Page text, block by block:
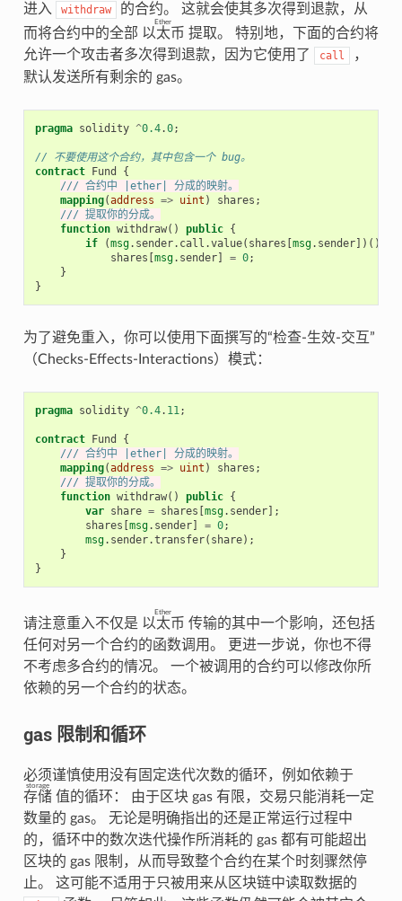
进入
withdraw
的合约。 这就会使其多次得到退款，从
而将合约中的全部 以太币
Ether
提取。 特别地，下面的合约将
允许一个攻击者多次得到退款，因为它使用了
call
，
默认发送所有剩余的 gas。
pragma solidity ^0.4.0;
// 不要使用这个合约，其中包含一个 bug。
contract
Fund
{
/// 合约中 |ether| 分成的映射。
mapping(address => uint ) shares ;
/// 提取你的分成。
function withdraw() public {
if
(msg. sender. call .value( shares msg. sender])())
shares msg. sender] = 0;
}
}
为了避免重入，你可以使用下面撰写的“检查-生效-交互”
（Checks-Effects-Interactions）模式：
pragma solidity ^0.4. 11;
contract Fund
{
/// 合约中 |ether| 分成的映射。
mapping(address => uint ) shares ;
/// 提取你的分成。
function withdraw() public {
var share = shares msg. sender];
shares msg. sender] = 0;
msg. sender.transfer( share);
}
}
请注意重入不仅是 以太币
Ether
传输的其中一个影响，还包括
任何对另一个合约的函数调用。 更进一步说，你也不得
不考虑多合约的情况。 一个被调用的合约可以修改你所
依赖的另一个合约的状态。
gas 限制和循环
必须谨慎使用没有固定迭代次数的循环，例如依赖于
存储
storage
值的循环： 由于区块 gas 有限，交易只能消耗一定
数量的 gas。 无论是明确指出的还是正常运行过程中
的，循环中的数次迭代操作所消耗的 gas 都有可能超出
区块的 gas 限制，从而导致整个合约在某个时刻骤然停
止。 这可能不适用于只被用来从区块链中读取数据的